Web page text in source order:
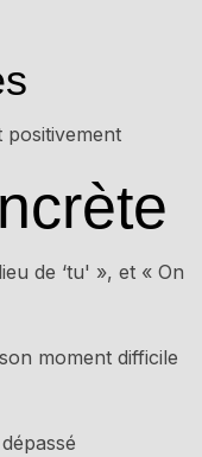
positivement
de ‘tu' », et « On
moment difficile